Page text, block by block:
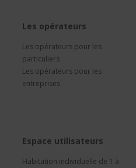
Les opérateurs
Les opérateurs pour les
particuliers
Les opérateurs pour les
entreprises
Espace utilisateurs
Habitation individuelle de 1 à